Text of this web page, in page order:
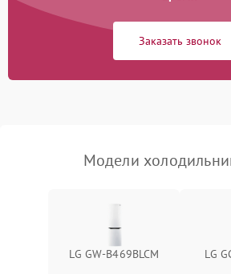
Сбой в работе инвертора
работе
2000 ₽
Заказать звонок
Модели
LG GW-B469BLCM LG